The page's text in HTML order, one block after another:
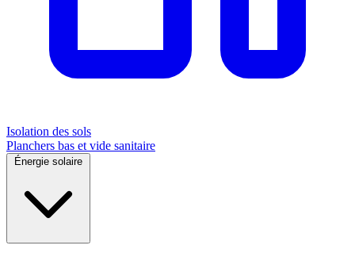
Isolation des sols
Planchers bas et vide sanitaire